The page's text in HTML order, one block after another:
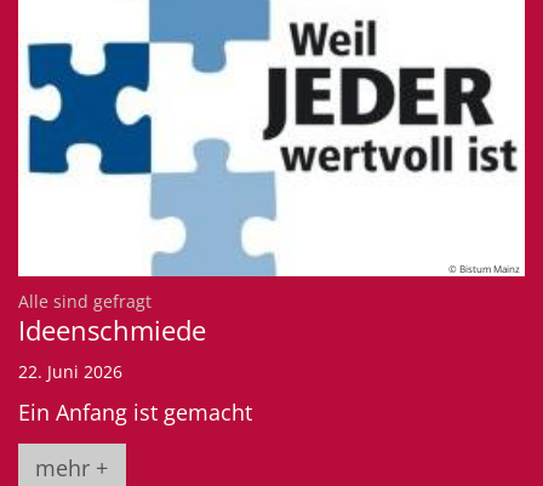
© Bistum Mainz
Alle sind gefragt:
Ideenschmiede
22. Juni 2026
Ein Anfang ist gemacht
mehr +